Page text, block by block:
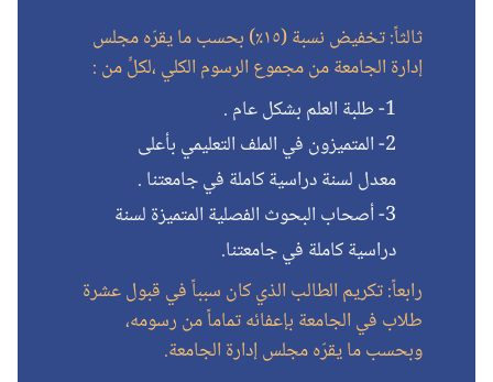
ثالثاً: تخفيض نسبة (١٥٪) بحسب ما يقرّه مجلس
إدارة الجامعة من مجموع الرسوم الكلي ،لكلٍّ من :
1- طلبة العلم بشكل عام .
2- المتميزون في الملف التعليمي بأعلى
معدل لسنة دراسية كاملة في جامعتنا .
3- أصحاب البحوث الفصلية المتميزة لسنة
دراسية كاملة في جامعتنا.
رابعاً: تكريم الطالب الذي كان سبباً في قبول عشرة
طلاب في الجامعة بإعفائه تماماً من رسومه،
وبحسب ما يقرّه مجلس إدارة الجامعة.